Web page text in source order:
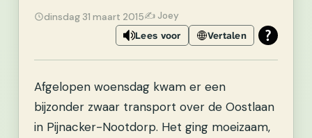
dinsdag 31 maart 2015✍️ Joey
Lees voor Vertalen
Afgelopen woensdag kwam er een
bijzonder zwaar transport over de Oostlaan
in Pijnacker-Nootdorp. Het ging moeizaam,